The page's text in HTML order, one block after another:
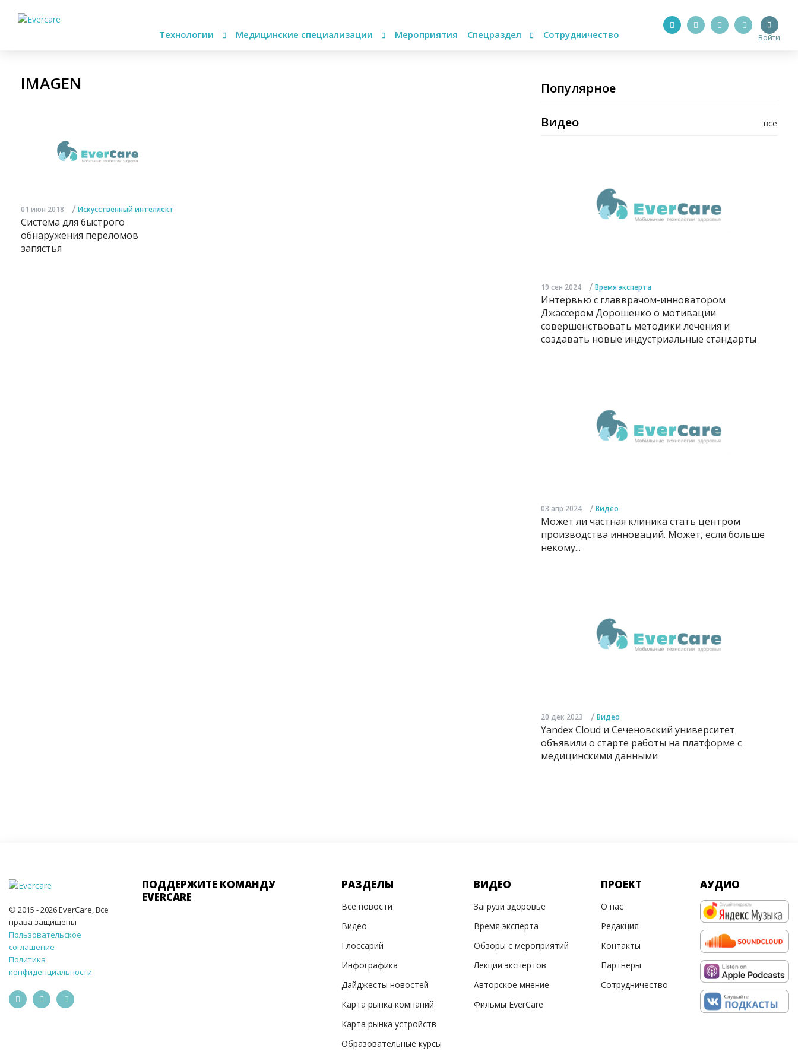
Технологии Медицинские специализации Мероприятия Спецраздел Сотрудничество Войти
IMAGEN
01 июн 2018 / Искусственный интеллект
Система для быстрого
обнаружения переломов
запястья
Популярное
все
Видео
19 сен 2024 / Время эксперта
Интервью с главврачом-инноватором
Джассером Дорошенко о мотивации
совершенствовать методики лечения и
создавать новые индустриальные стандарты
03 апр 2024 / Видео
Может ли частная клиника стать центром
производства инноваций. Может, если больше
некому...
20 дек 2023 / Видео
Yandex Cloud и Сеченовский университет
объявили о старте работы на платформе с
медицинскими данными
© 2015 - 2026 EverCare, Все
права защищены
Пользовательское
соглашение
Политика
конфиденциальности
ПОДДЕРЖИТЕ КОМАНДУ
EVERCARE
РАЗДЕЛЫ
Все новости
Видео
Глоссарий
Инфографика
Дайджесты новостей
Карта рынка компаний
Карта рынка устройств
Образовательные курсы
ВИДЕО
Загрузи здоровье
Время эксперта
Обзоры с мероприятий
Лекции экспертов
Авторское мнение
Фильмы EverCare
ПРОЕКТ
О нас
Редакция
Контакты
Партнеры
Сотрудничество
АУДИО